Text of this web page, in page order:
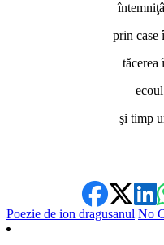
prin case
tăcerea
şi timp
Poezie de ion dragusanul No